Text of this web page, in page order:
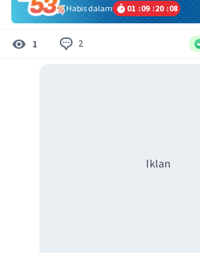
Habis dalam
01 :09 :20 :08
1 2
Iklan